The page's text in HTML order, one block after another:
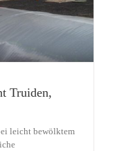
Truiden,
leicht bewölktem